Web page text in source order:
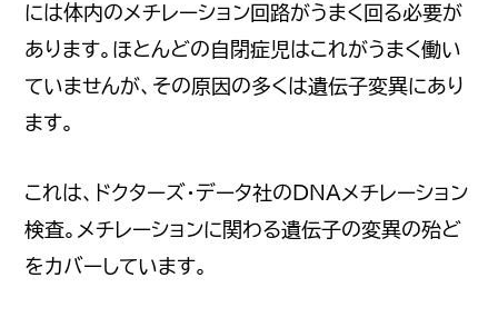
には体内のメチレーション回路がうまく回る必要が
あります。ほとんどの自閉症児はこれがうまく働い
ていませんが、その原因の多くは遺伝子変異にあり
ます。
これは、ドクターズ・データ社のDNAメチレーション
検査。メチレーションに関わる遺伝子の変異の殆ど
をカバーしています。